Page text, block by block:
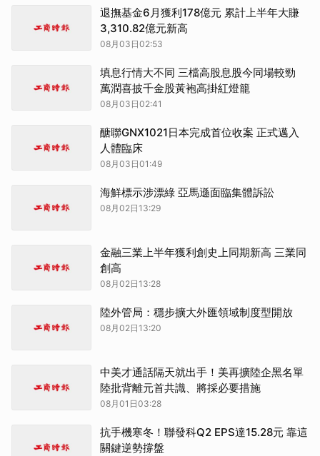
退撫基金6月獲利178億元 累計上半年大賺
3,310.82億元新高
08月03日02:53
填息行情大不同 三檔高股息股今同場較勁
萬潤喜披千金股黃袍高掛紅燈籠
08月03日02:41
醣聯GNX1021日本完成首位收案 正式邁入
人體臨床
08月03日01:49
海鮮標示涉漂綠 亞馬遜面臨集體訴訟
08月02日13:29
金融三業上半年獲利創史上同期新高 三業同
創高
08月02日13:28
陸外管局：穩步擴大外匯領域制度型開放
08月02日13:20
中美才通話隔天就出手！美再擴陸企黑名單
陸批背離元首共識、將採必要措施
08月01日03:28
抗手機寒冬！聯發科Q2 EPS達15.28元 靠這
關鍵逆勢撐盤